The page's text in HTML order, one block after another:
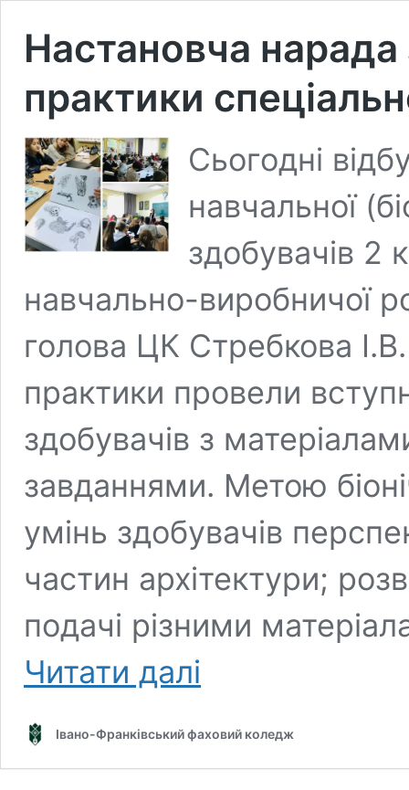
Настановча нарада
практики
Сьогодні
навчальної
здобувачів 2
навчально-виробничої
голова ЦК Стребкова
практики провели
здобувачів з
завданнями. Метою
умінь здобувачів
частин архітектури;
подачі різними
Читати далі
(Біонічної)
спеціальності
Івано-Франківський фаховий коледж